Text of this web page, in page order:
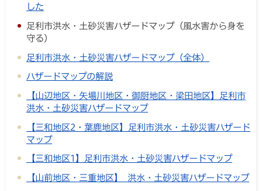
した
足利市洪水・土砂災害ハザードマップ（風水害から身を
守る）
足利市洪水・土砂災害ハザードマップ（全体）
ハザードマップの解説
【山辺地区・矢場川地区・御厨地区・梁田地区】足利市
洪水・土砂災害ハザードマップ
【三和地区2・葉鹿地区】足利市洪水・土砂災害ハザード
マップ
【三和地区1】足利市洪水・土砂災害ハザードマップ
【山前地区・三重地区】 洪水・土砂災害ハザードマップ